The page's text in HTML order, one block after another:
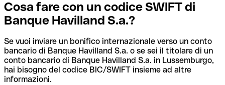
Cosa fare con un codice SWIFT di
Banque Havilland S.a.?
Se vuoi inviare un bonifico internazionale verso un conto
bancario di Banque Havilland S.a. o se sei il titolare di un
conto bancario di Banque Havilland S.a. in Lussemburgo,
hai bisogno del codice BIC/SWIFT insieme ad altre
informazioni.